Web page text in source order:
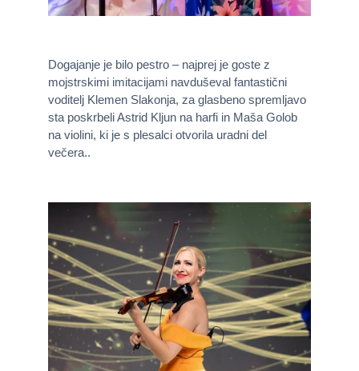
Dogajanje je bilo pestro – najprej je goste z
mojstrskimi imitacijami navduševal fantastični
voditelj Klemen Slakonja, za glasbeno spremljavo
sta poskrbeli Astrid Kljun na harfi in Maša Golob
na violini, ki je s plesalci otvorila uradni del
večera..